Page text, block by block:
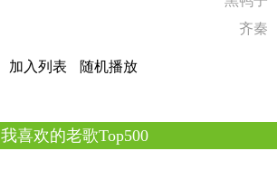
齐秦
加入列表 随机播放
我喜欢的老歌Top500